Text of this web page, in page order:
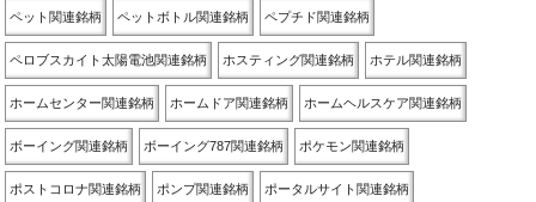
ペット関連銘柄 ペットボトル関連銘柄 ペプチド関連銘柄
ペロブスカイト太陽電池関連銘柄 ホスティング関連銘柄 ホテル関連銘柄
ホームセンター関連銘柄 ホームドア関連銘柄 ホームヘルスケア関連銘柄
ボーイング関連銘柄 ボーイング787関連銘柄 ポケモン関連銘柄
ポストコロナ関連銘柄 ポンプ関連銘柄 ポータルサイト関連銘柄